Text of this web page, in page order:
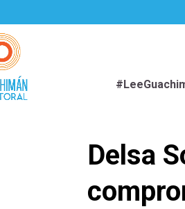
Delsa